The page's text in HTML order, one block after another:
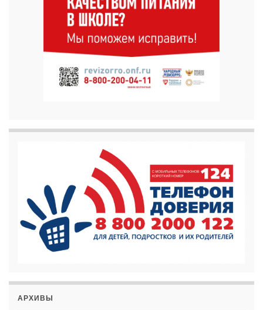
АРХИВЫ